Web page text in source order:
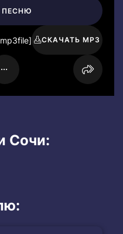
ПЕСНЮ
СКАЧАТЬ MP3
Сочи: